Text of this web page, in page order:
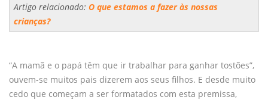
Artigo relacionado: O que estamos a fazer às nossas
crianças?
“A mamã e o papá têm que ir trabalhar para ganhar tostões”,
ouvem-se muitos pais dizerem aos seus filhos. E desde muito
cedo que começam a ser formatados com esta premissa,